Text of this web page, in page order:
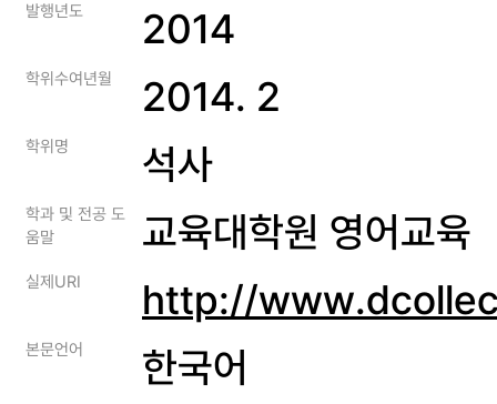
발행년도 2014
학위수여년월 2014. 2
학위명 석사
학과 및 전공 도
움말
교육대학원 영어교육
실제URI http://
본문언어 한국어